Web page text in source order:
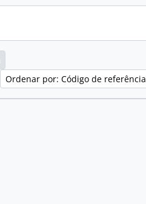
Ordenar por: Código de referência